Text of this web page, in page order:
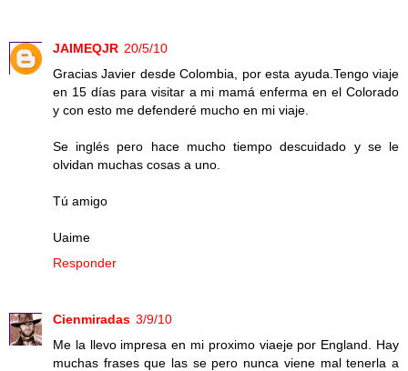
JAIMEQJR 20/5/10
Gracias Javier desde Colombia, por esta ayuda.Tengo viaje
en 15 días para visitar a mi mamá enferma en el Colorado
y con esto me defenderé mucho en mi viaje.
Se inglés pero hace mucho tiempo descuidado y se le
olvidan muchas cosas a uno.
Tú amigo
Uaime
Responder
Cienmiradas 3/9/10
Me la llevo impresa en mi proximo viaeje por England. Hay
muchas frases que las se pero nunca viene mal tenerla a